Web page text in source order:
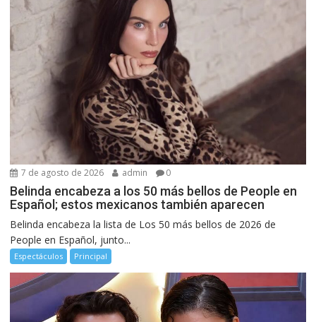
7 de agosto de 2026 admin 0
Belinda encabeza a los 50 más bellos de People en
Español; estos mexicanos también aparecen
Belinda encabeza la lista de Los 50 más bellos de 2026 de
People en Español, junto...
Espectáculos Principal